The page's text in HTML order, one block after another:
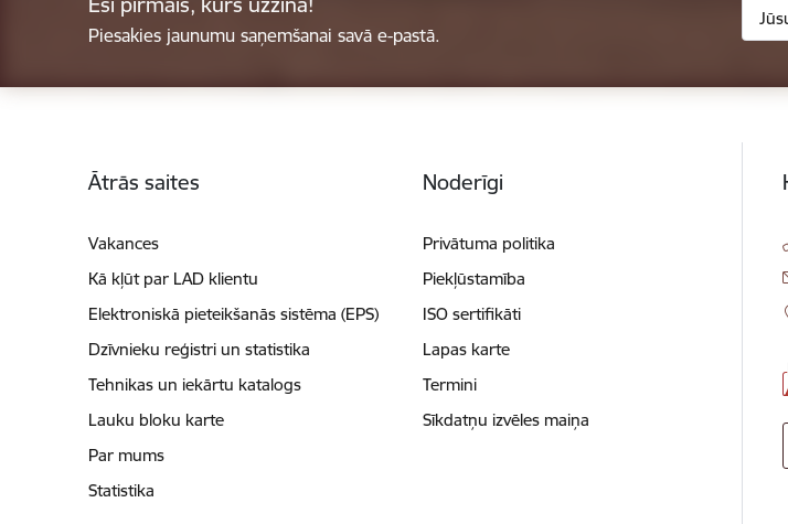
Piesakies jaunumu saņemšanai savā e-pastā.
Ātrās saites
Vakances
Kā kļūt par LAD klientu
Elektroniskā pieteikšanās sistēma (EPS)
Dzīvnieku reģistri un statistika
Tehnikas un iekārtu katalogs
Lauku bloku karte
Par mums
Statistika
Noderīgi
Privātuma politika
Piekļūstamība
ISO sertifikāti
Lapas karte
Termini
Sīkdatņu izvēles maiņa